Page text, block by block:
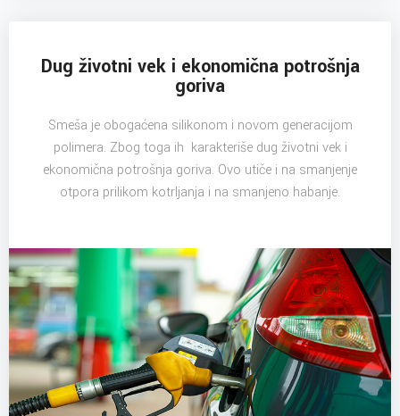
Dug životni vek i ekonomična potrošnja
goriva
Smeša je obogaćena silikonom i novom generacijom
polimera. Zbog toga ih karakteriše dug životni vek i
ekonomična potrošnja goriva. Ovo utiče i na smanjenje
otpora prilikom kotrljanja i na smanjeno habanje.